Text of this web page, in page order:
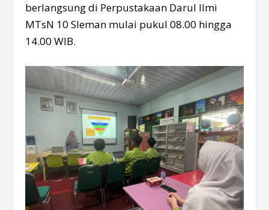
berlangsung di Perpustakaan Darul Ilmi
MTsN 10 Sleman mulai pukul 08.00 hingga
14.00 WIB.